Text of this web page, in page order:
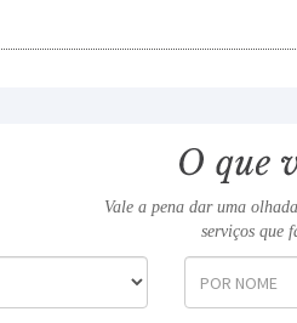
Vale a pena dar uma
serviços que